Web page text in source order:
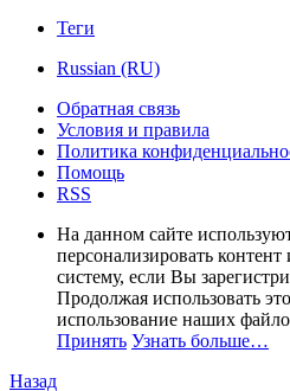
Теги
Russian (RU)
Обратная связь
Условия и правила
Политика
Помощь
RSS
На данном сайте
персонализировать
систему, если Вы
Продолжая использовать
использование наших
Принять Узнать больше…
Назад